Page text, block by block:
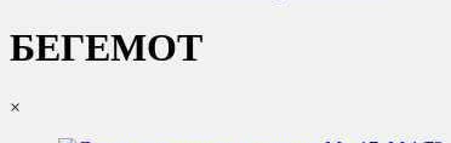
БЕГЕМОТ
×